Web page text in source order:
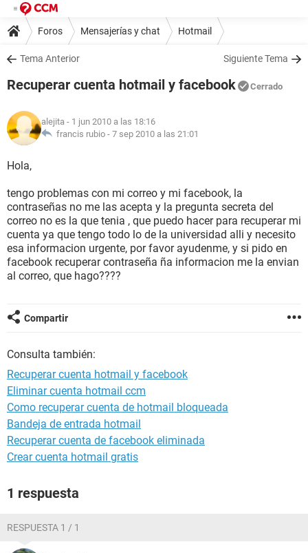
Foros Mensajerías y chat Hotmail
Tema Anterior Siguiente Tema
Recuperar cuenta hotmail y facebook Cerrado
alejita - 1 jun 2010 a las 18:16
francis rubio - 7 sep 2010 a las 21:01
Hola,
tengo problemas con mi correo y mi facebook, la
contraseñas no me las acepta y la pregunta secreta del
correo no es la que tenia , que puedo hacer para recuperar mi
cuenta ya que tengo todo lo de la universidad alli y necesito
esa informacion urgente, por favor ayudenme, y si pido en
facebook recuperar contraseña ña informacion me la envian
al correo, que hago????
Compartir
Consulta también:
Recuperar cuenta hotmail y facebook
Eliminar cuenta hotmail ccm
Como recuperar cuenta de hotmail bloqueada
Bandeja de entrada hotmail
Recuperar cuenta de facebook eliminada
Crear cuenta hotmail gratis
1 respuesta
RESPUESTA 1 / 1